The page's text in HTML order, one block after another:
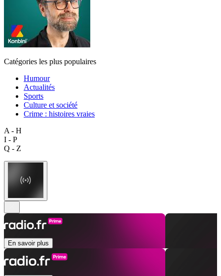
Catégories les plus populaires
Humour
Actualités
Sports
Culture et société
Crime : histoires vraies
A - H
I - P
Q - Z
En savoir plus